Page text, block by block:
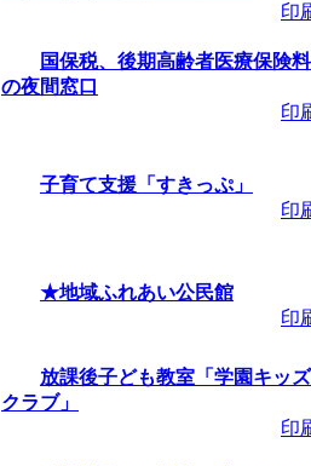
印
国保税、後期高齢者医療保険料
の夜間窓口
印
子育て支援「すきっぷ」
印
★地域ふれあい公民館
印
放課後子ども教室「学園キッズ
クラブ」
印